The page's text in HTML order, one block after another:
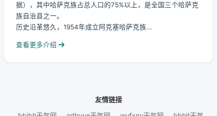
据），其中哈萨克族占总人口的75%以上，是全国三个哈萨克
族自治县之一。
历史沿革悠久，1954年成立阿克塞哈萨克族...
查看更多介绍
友情链接